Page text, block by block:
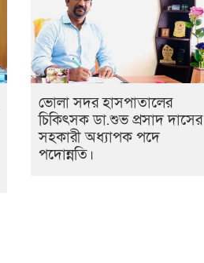
ভোলা সদর হাসপাতালের
চিকিৎসক ডা.শুভ প্রসাদ দাসের
সহকারী অধ্যাপক পদে
পদোন্নতি।